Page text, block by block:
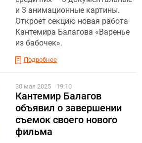
и 3 анимационные картины.
Откроет секцию новая работа
Кантемира Балагова «Варенье
из бабочек».
Подробнее
30 мая 2025 19:10
Кантемир Балагов
объявил о завершении
съемок своего нового
фильма